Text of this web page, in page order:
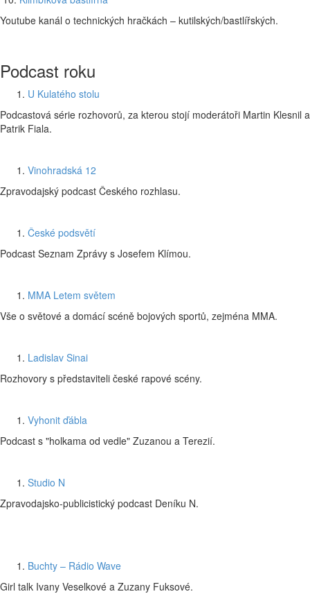
Youtube kanál o technických hračkách – kutilských/bastlířských.
Podcast roku
U Kulatého stolu
Podcastová série rozhovorů, za kterou stojí moderátoři Martin Klesnil a
Patrik Fiala.
Vinohradská 12
Zpravodajský podcast Českého rozhlasu.
České podsvětí
Podcast Seznam Zprávy s Josefem Klímou.
MMA Letem světem
Vše o světové a domácí scéně bojových sportů, zejména MMA.
Ladislav Sinai
Rozhovory s představiteli české rapové scény.
Vyhonit ďábla
Podcast s "holkama od vedle" Zuzanou a Terezií.
Studio N
Zpravodajsko-publicistický podcast Deníku N.
Buchty – Rádio Wave
Girl talk Ivany Veselkové a Zuzany Fuksové.